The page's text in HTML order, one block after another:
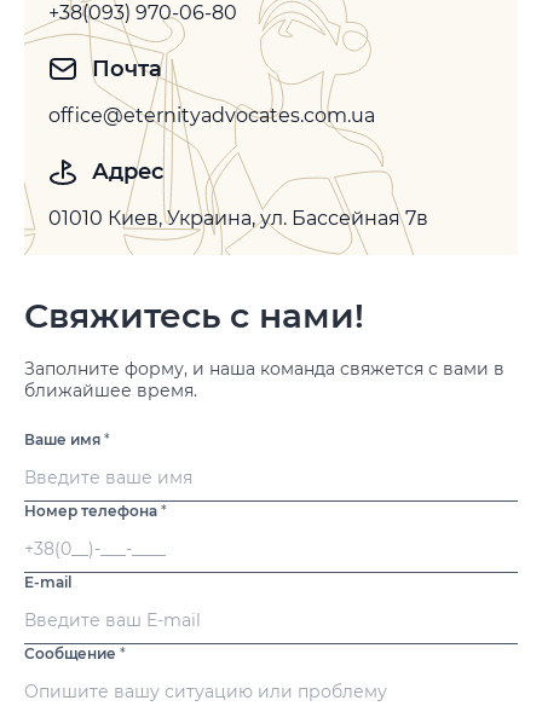
+38(093) 970-06-80
Почта
office@eternityadvocates.com.ua
Адрес
01010 Киев, Украина, ул. Бассейная 7в
Свяжитесь с нами!
Заполните форму, и наша команда свяжется с вами в
ближайшее время.
Ваше имя *
Номер телефона *
E-mail
Сообщение *